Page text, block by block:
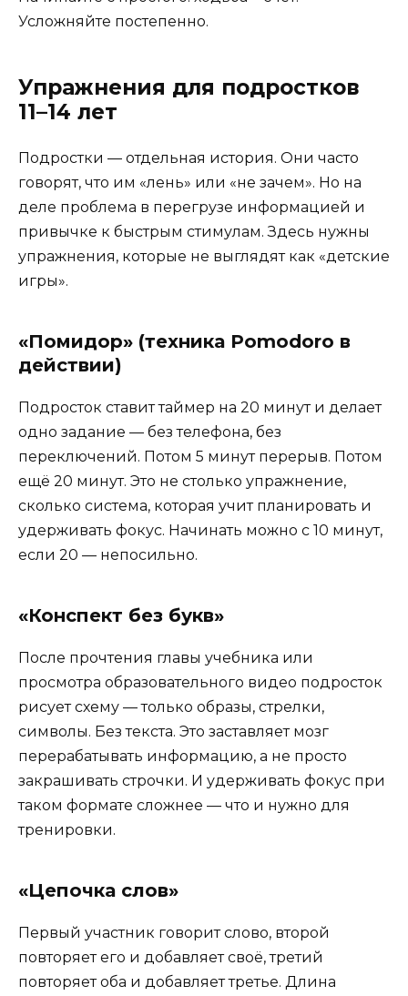
Усложняйте постепенно.
Упражнения для подростков
11–14 лет
Подростки — отдельная история. Они часто
говорят, что им «лень» или «не зачем». Но на
деле проблема в перегрузе информацией и
привычке к быстрым стимулам. Здесь нужны
упражнения, которые не выглядят как «детские
игры».
«Помидор» (техника Pomodoro в
действии)
Подросток ставит таймер на 20 минут и делает
одно задание — без телефона, без
переключений. Потом 5 минут перерыв. Потом
ещё 20 минут. Это не столько упражнение,
сколько система, которая учит планировать и
удерживать фокус. Начинать можно с 10 минут,
если 20 — непосильно.
«Конспект без букв»
После прочтения главы учебника или
просмотра образовательного видео подросток
рисует схему — только образы, стрелки,
символы. Без текста. Это заставляет мозг
перерабатывать информацию, а не просто
закрашивать строчки. И удерживать фокус при
таком формате сложнее — что и нужно для
тренировки.
«Цепочка слов»
Первый участник говорит слово, второй
повторяет его и добавляет своё, третий
повторяет оба и добавляет третье. Длина